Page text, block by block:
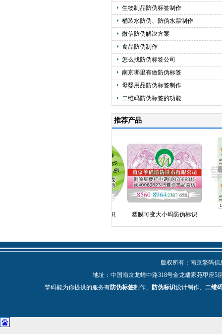
生物制品防伪标签制作
桶装水防伪、防伪水票制作
微信防伪解决方案
食品防伪制作
怎么找防伪标签公司
南京哪里有做防伪标签
母婴用品防伪标签制作
二维码防伪标签的功能
推荐产品
塑膜可变大小码防伪标识
版权所有：南京擎码
地址：中国南京龙蟠中路318号金龙蟠家苑甲座5
擎码能为你提供的服务有防伪标签制作、 防伪标识设计制作、 二维